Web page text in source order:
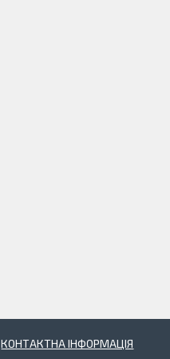
КОНТАКТНА ІНФОРМАЦІЯ